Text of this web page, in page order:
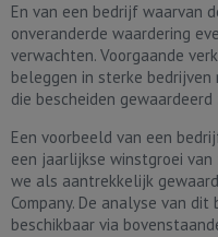
En van een bedrijf waarvan
onveranderde waardering
verwachten. Voorgaande
beleggen in sterke
die bescheiden gewaardeerd
Een voorbeeld van een
een jaarlijkse winstgroei
we als aantrekkelijk
Company. De analyse van
beschikbaar via